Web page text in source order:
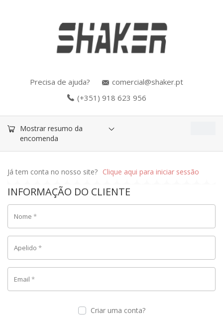
Precisa de ajuda?
comercial@shaker.pt
(+351) 918 623 956
Mostrar resumo da
encomenda
Já tem conta no nosso site? Clique aqui para iniciar sessão
INFORMAÇÃO DO CLIENTE
Nome *
Apelido *
Email *
Criar uma conta?